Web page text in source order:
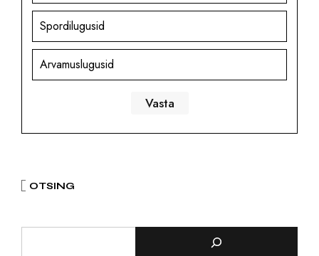
Spordilugusid
Arvamuslugusid
OTSING